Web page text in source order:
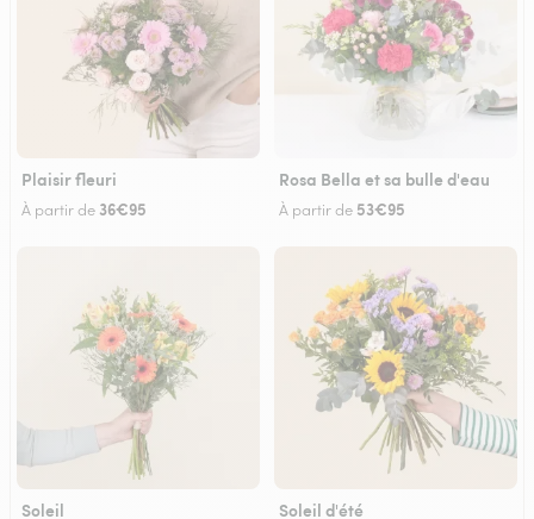
Plaisir fleuri
À partir de 36€95
Rosa Bella et sa bulle d'eau
À partir de 53€95
Soleil Soleil d'été